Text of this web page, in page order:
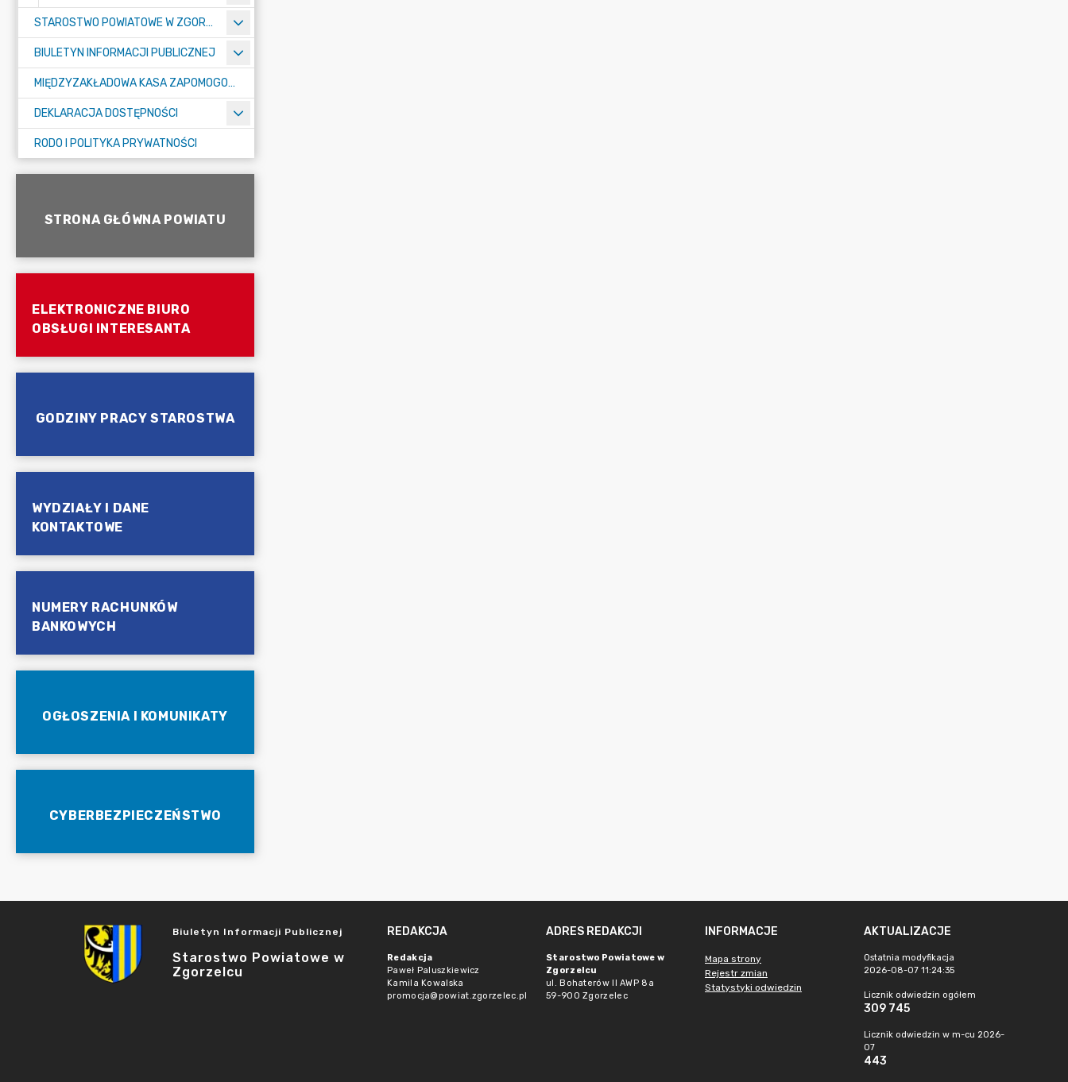
STAROSTWO POWIATOWE W ZGORZELCU
BIULETYN INFORMACJI PUBLICZNEJ
MIĘDZYZAKŁADOWA KASA ZAPOMOGOWO-POŻYCZKOWA
DEKLARACJA DOSTĘPNOŚCI
RODO I POLITYKA PRYWATNOŚCI
STRONA GŁÓWNA POWIATU
ELEKTRONICZNE BIURO
OBSŁUGI INTERESANTA
GODZINY PRACY STAROSTWA
WYDZIAŁY I DANE
KONTAKTOWE
NUMERY RACHUNKÓW
BANKOWYCH
OGŁOSZENIA I KOMUNIKATY
CYBERBEZPIECZEŃSTWO
Biuletyn Informacji Publicznej
Starostwo Powiatowe w
Zgorzelcu
REDAKCJA
Redakcja
Paweł Paluszkiewicz
Kamila Kowalska
promocja@powiat.zgorzelec.pl
ADRES REDAKCJI
Starostwo Powiatowe w
Zgorzelcu
ul. Bohaterów II AWP 8a
59-900 Zgorzelec
INFORMACJE
Mapa strony
Rejestr zmian
Statystyki odwiedzin
AKTUALIZACJE
Ostatnia modyfikacja
2026-08-07 11:24:35
Licznik odwiedzin ogółem
309 745
Licznik odwiedzin w m-cu 2026-
07
443